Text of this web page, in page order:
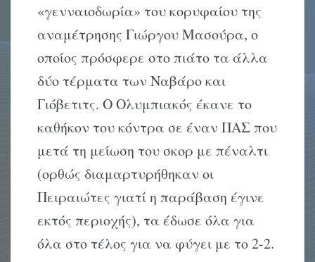
«γενναιοδωρία» του κορυφαίου της
αναμέτρησης Γιώργου Μασούρα, ο
οποίος πρόσφερε στο πιάτο τα άλλα
δύο τέρματα των Ναβάρο και
Γιόβετιτς. Ο Ολυμπιακός έκανε το
καθήκον του κόντρα σε έναν ΠΑΣ που
μετά τη μείωση του σκορ με πέναλτι
(ορθώς διαμαρτυρήθηκαν οι
Πειραιώτες γιατί η παράβαση έγινε
εκτός περιοχής), τα έδωσε όλα για
όλα στο τέλος για να φύγει με το 2-2.